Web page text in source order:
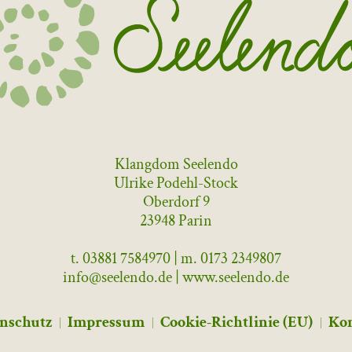
Klangdom Seelendo
Ulrike Podehl-Stock
Oberdorf 9
23948 Parin
t. 03881 7584970 | m. 0173 2349807
info@seelendo.de | www.seelendo.de
Impressum Cookie-Richtlinie (EU)